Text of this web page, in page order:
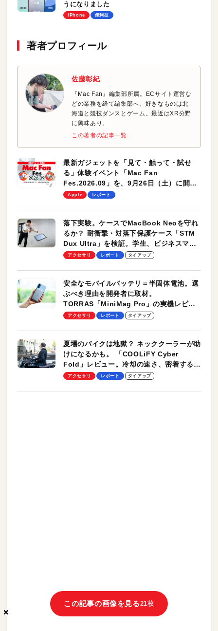
×
×
×
うになりました
iPhone 便利技
著者プロフィール
佐藤彰紀
『Mac Fan』編集部所属。ECサイト運営な
どの業務を経て編集部へ。好きなものは北
海道と競技ダンスとゲーム。最近はXR分野
に興味あり。
この著者の記事一覧
最新ガジェットを「見て・触って・試せ
る」体験イベント「Mac Fan
Fes.2026.09」を、9月26日（土）に開催
します！
Apple レポート
落下実験。ケースでMacBook Neoを守れ
るか？ 耐衝撃・対落下保護ケース「STM
Dux Ultra」を検証。学生、ビジネスマン
のモバイルユースに最適！
アクセサリ レポート タイアップ
安全なモバイルバッテリ＝半固体電池。選
ぶべき理由を開発者に取材。
TORRAS「MiniMag Pro」の実機レビュ
ーも
アクセサリ レポート タイアップ
夏場のバイクは地獄？ ネッククーラーが助
けになるかも。 「COOLiFY Cyber
Fold」レビュー。冷却の速さ、密着する冷
却プレート、シンプルな操作性がグッド！
アクセサリ レポート タイアップ
この記事の画像を見る21枚